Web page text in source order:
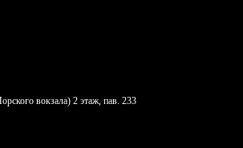
вокзала) 2 этаж, пав. 233